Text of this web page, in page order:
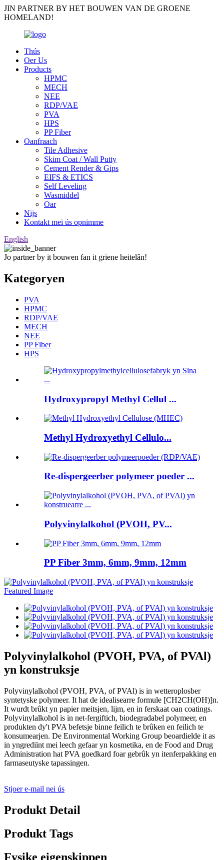
JIN PARTNER BY HET BOUWEN VAN DE GROENE
HOMELAND!
Thús
Oer Us
Products
HPMC
MECH
NEE
RDP/VAE
PVA
HPS
PP Fiber
Oanfraach
Tile Adhesive
Skim Coat / Wall Putty
Cement Render & Gips
EIFS & ETICS
Self Leveling
Wasmiddel
Oar
Nijs
Kontakt mei ús opnimme
English
Jo partner by it bouwen fan it griene heitelân!
Kategoryen
PVA
HPMC
RDP/VAE
MECH
NEE
PP Fiber
HPS
Hydroxypropyl Methyl Cellul ...
Methyl Hydroxyethyl Cellulo...
Re-dispergeerber polymeer poeder ...
Polyvinylalkohol (PVOH, PV...
PP Fiber 3mm, 6mm, 9mm, 12mm
Polyvinylalkohol (PVOH, PVA, of PVAl)
yn konstruksje
Polyvinylalkohol (PVOH, PVA, of PVAl) is in wetteroplosber
syntetyske polymeer. It hat de idealisearre formule [CH2CH(OH)]n.
It wurdt brûkt yn papier meitsjen, lijm, en in ferskaat oan coatings.
Polyvinylalkohol is in net-fergiftich, biodegradabel polymeer, en
produkten dy't PVA befetsje binne feilich te brûken en feilich te
konsumearjen. De Environmental Working Group beoardielde it as
in yngrediïnt mei leech gefaar yn kosmetika, en de Food and Drug
Administration hat PVA goedkard foar gebrûk yn itenferpakking en
farmaseutyske tapassingen.
Stjoer e-mail nei ús
Produkt Detail
Produkt Tags
Fysike eigenskippen